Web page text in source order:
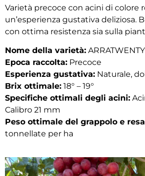
Varietà precoce con acini di colore
un’esperienza gustativa deliziosa.
con ottima resistenza sia sulla
Nome della varietà:
Epoca raccolta: Precoce
Esperienza gustativa: Naturale,
Brix ottimale: 18° – 19°
Specifiche ottimali degli acini:
Calibro 21 mm
Peso ottimale del grappolo e
tonnellate per ha